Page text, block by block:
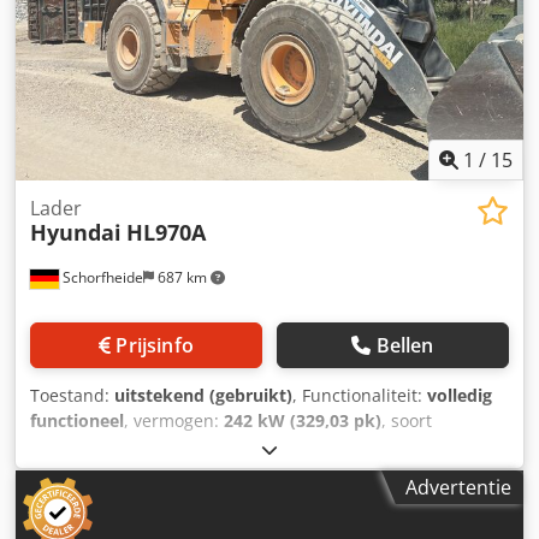
1 / 15
Schorfheide 687 km
Lader
Hyundai HL970A
Prijsinfo Bellen
Toestand: uitstekend (gebruikt), Functionaliteit: volledig
functioneel, vermogen: 242 kW (329,03 pk), soort
, brandstoftype:
geel, bedrijfsklaar gewicht:24.200 kg, bandenconditie:80
%, inhoud van de bak: 2023
bedrijfsturen:
Advertentie